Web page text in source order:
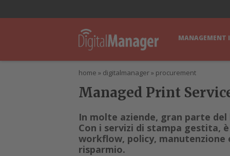
MANAGEMENT
home » digitalmanager» procurement
Managed Print
In molte aziende, gran parte
Con i servizi di stampa gestita,
workflow, policy,
risparmio.